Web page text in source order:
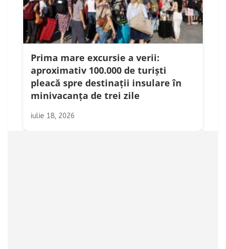
Prima mare excursie a verii:
aproximativ 100.000 de turiști
pleacă spre destinații insulare în
minivacanța de trei zile
iulie 18, 2026